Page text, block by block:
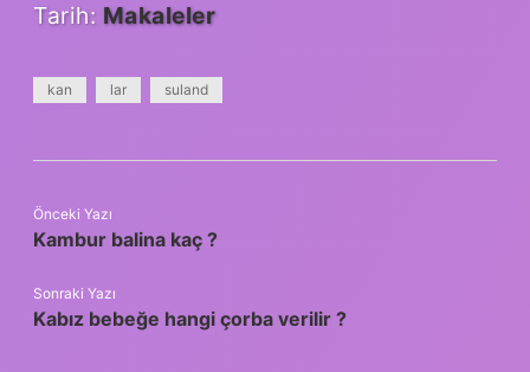
Tarih: Makaleler
kan lar suland
Önceki Yazı
Kambur balina kaç ?
Sonraki Yazı
Kabız bebeğe hangi çorba verilir ?